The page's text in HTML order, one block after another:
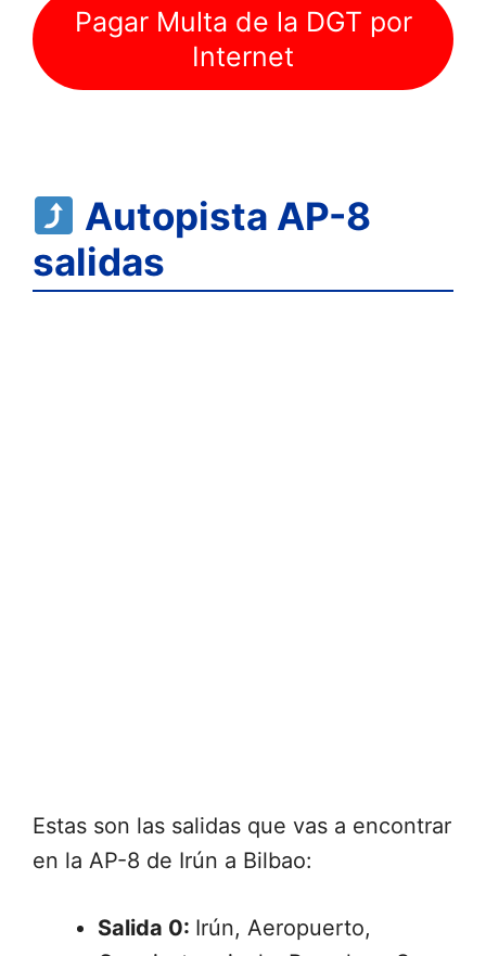
Pagar Multa de la DGT por
Internet
Autopista AP-8
salidas
Estas son las salidas que vas a encontrar
en la AP-8 de Irún a Bilbao:
Salida 0: Irún, Aeropuerto,